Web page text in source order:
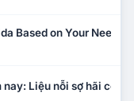
Based on Your Needs
Liệu nỗi sợ hãi có